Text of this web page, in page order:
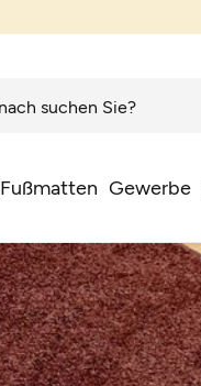
Fußmatten Gewerbe